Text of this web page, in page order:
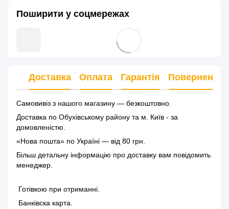
Поширити у соцмережах
Доставка Оплата Гарантія Повернення
Самовивіз з нашого магазину — безкоштовно.
Доставка по Обухівському району та м. Київ - за
домовленістю.
«Нова пошта» по Україні — від 80 грн.
Більш детальну інформацію про доставку вам повідомить
менеджер.
Готівкою при отриманні.
Банківска карта.